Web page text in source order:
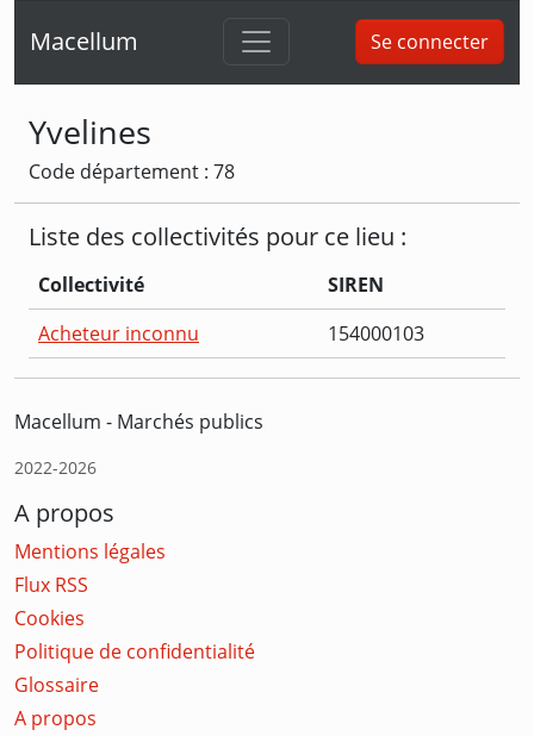
Macellum Se connecter
Yvelines
Code département : 78
Liste des collectivités pour ce lieu :
Collectivité
SIREN
Acheteur inconnu
154000103
Macellum - Marchés publics
2022-2026
A propos
Mentions légales
Flux RSS
Cookies
Politique de confidentialité
Glossaire
A propos